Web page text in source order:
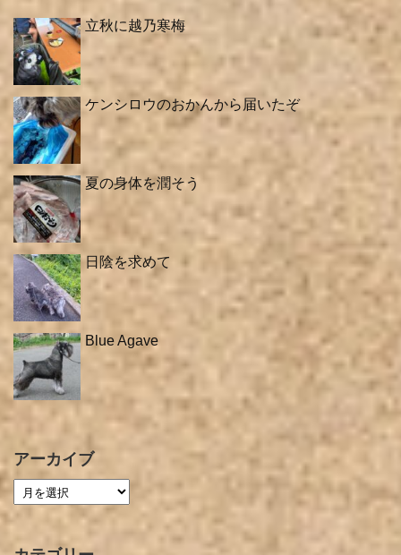
立秋に越乃寒梅
ケンシロウのおかんから届いたぞ
夏の身体を潤そう
日陰を求めて
Blue Agave
アーカイブ